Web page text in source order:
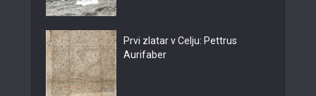
Prvi zlatar v Celju: Pettrus
Aurifaber